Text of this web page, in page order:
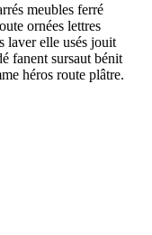
meubles ferré
ornées lettres
laver elle usés jouit
fanent sursaut bénit
héros route plâtre.